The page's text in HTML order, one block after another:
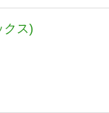
クス)